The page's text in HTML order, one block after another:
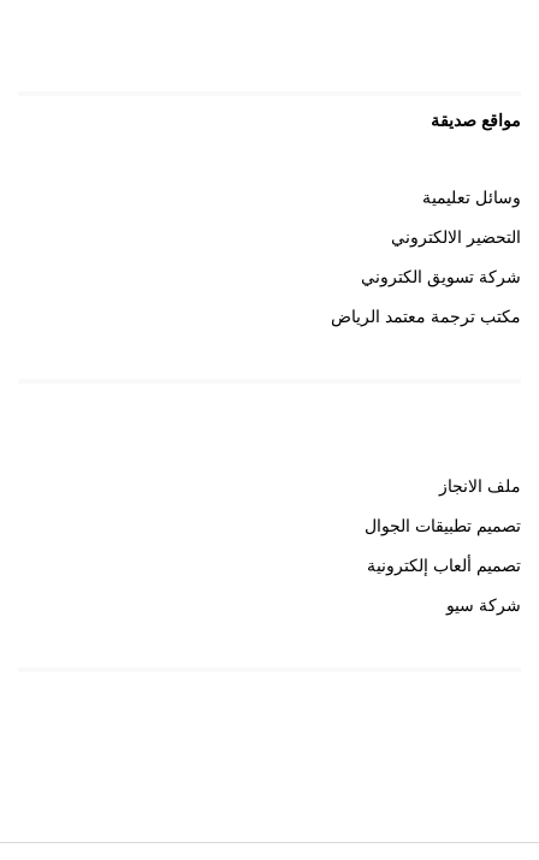
مواقع صديقة
وسائل تعليمية
التحضير الالكتروني
شركة تسويق الكتروني
مكتب ترجمة معتمد الرياض
ملف الانجاز
تصميم تطبيقات الجوال
تصميم ألعاب إلكترونية
شركة سيو